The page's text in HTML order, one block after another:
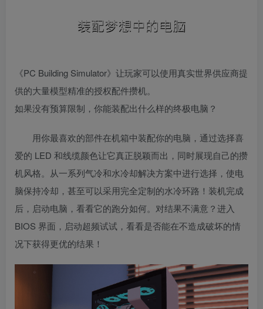
《PC Building Simulator》让玩家可以使用真实世界供应商提
供的大量模型精准的授权配件攒机。
如果没有预算限制，你能装配出什么样的终极电脑？
用你最喜欢的部件在机箱中装配你的电脑，通过选择喜
爱的 LED 和线缆颜色让它真正脱颖而出，同时展现自己的攒
机风格。从一系列气冷和水冷却解决方案中进行选择，使电
脑保持冷却，甚至可以采用完全定制的水冷环路！装机完成
后，启动电脑，看看它的跑分如何。对结果不满意？进入
BIOS 界面，启动超频试试，看看是否能在不造成破坏的情
况下获得更优的结果！